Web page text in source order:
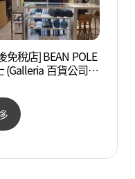
免稅店] BEAN POLE
(Galleria 百貨公司
백화점 타임월드